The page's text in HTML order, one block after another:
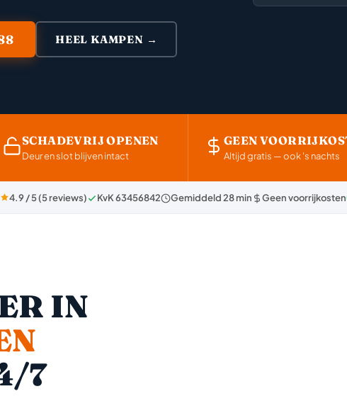
HEEL KAMPEN →
SCHADEVRIJ OPENEN
Deur en slot blijven intact
GEEN
Altijd gratis — ook 's nachts
4.9 / 5 (5 reviews) KvK 63456842 Gemiddeld 28 min Geen voorrijkosten
IN
7